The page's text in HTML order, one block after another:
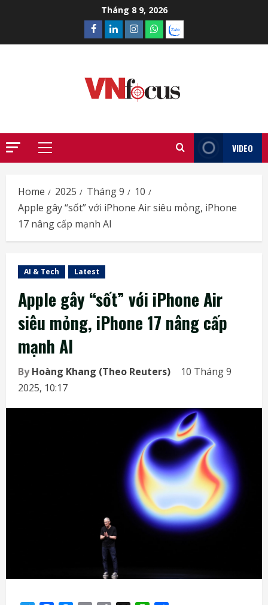
Tháng 8 9, 2026
Facebook
LinkedinInstagram
What’sapp
Zalo
Primary
VIDEO
Home 2025 Tháng 9
10
Apple gây “sốt” với iPhone Air siêu mỏng, iPhone
17 nâng cấp mạnh AI
AI & Tech Latest
Apple gây “sốt” với iPhone Air
siêu mỏng, iPhone 17 nâng cấp
mạnh AI
ByHoàng Khang (Theo Reuters)
10 Tháng 9
2025, 10:17